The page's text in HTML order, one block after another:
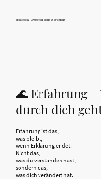
Hokamook - Zwischen Licht & Frequenz
🌊 Erfahrung –
durch dich
Erfahrung ist das,
was bleibt,
wenn Erklärung endet.
Nicht das,
was du verstanden hast,
sondern das,
was dich verändert hat.